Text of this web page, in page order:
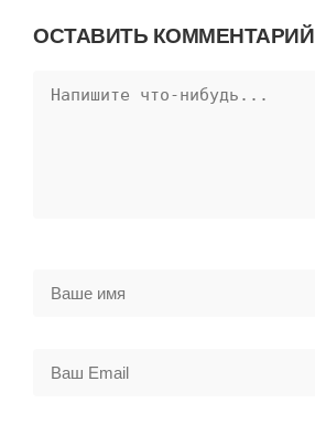
ОСТАВИТЬ КОММЕНТАРИЙ